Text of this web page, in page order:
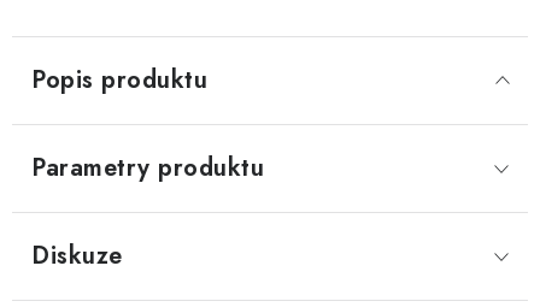
Popis produktu
Parametry produktu
Diskuze